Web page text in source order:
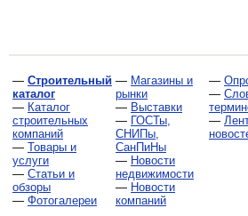
— Строительный
каталог
— Каталог
строительных
компаний
— Товары и
услуги
— Статьи и
обзоры
— Фотогалереи
— Магазины и
рынки
— Выставки
— ГОСТы,
СНИПы,
СанПиНы
— Новости
недвижимости
— Новости
компаний
—
—
—